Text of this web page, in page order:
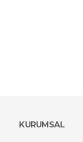
KURUMSAL